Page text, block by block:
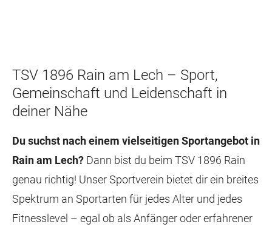
TSV 1896 Rain am Lech – Sport,
Gemeinschaft und Leidenschaft in
deiner Nähe
Du suchst nach einem vielseitigen Sportangebot in
Rain am Lech? Dann bist du beim TSV 1896 Rain
genau richtig! Unser Sportverein bietet dir ein breites
Spektrum an Sportarten für jedes Alter und jedes
Fitnesslevel – egal ob als Anfänger oder erfahrener